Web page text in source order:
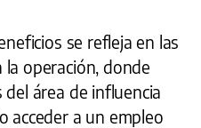
se refleja en las
la operación, donde
área de influencia
acceder a un empleo